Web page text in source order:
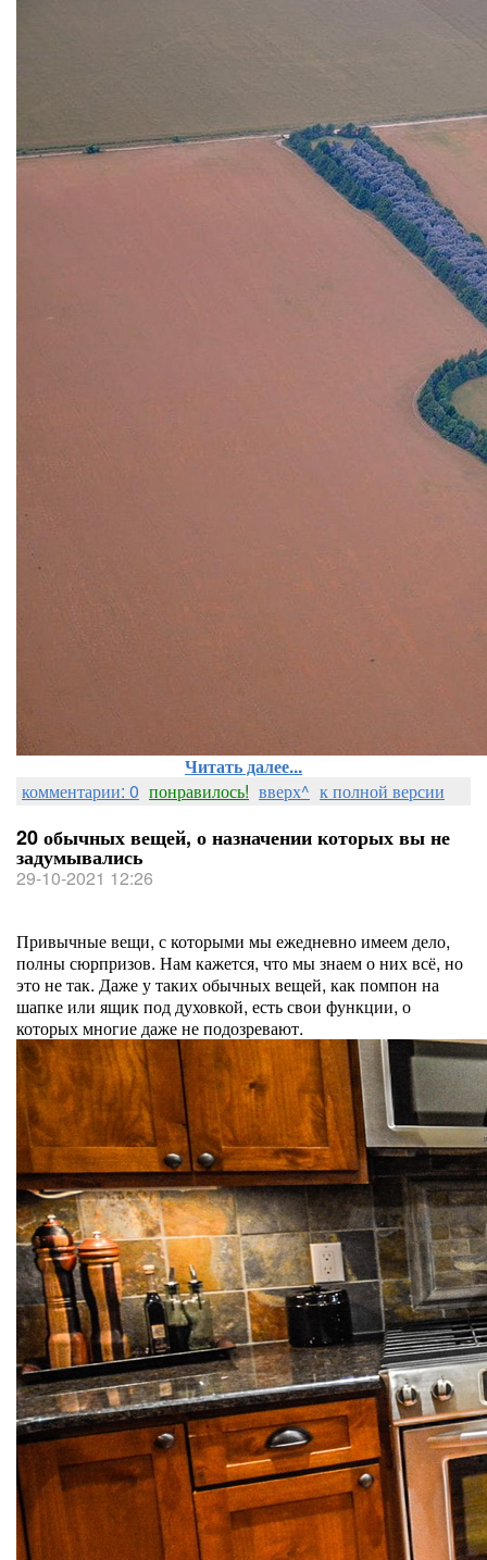
Читать далее...
комментарии: 0 понравилось! вверх^ к полной версии
20 обычных вещей, о назначении которых вы не
задумывались
29-10-2021 12:26
Привычные вещи, с которыми мы ежедневно имеем дело,
полны сюрпризов. Нам кажется, что мы знаем о них всё, но
это не так. Даже у таких обычных вещей, как помпон на
шапке или ящик под духовкой, есть свои функции, о
которых многие даже не подозревают.